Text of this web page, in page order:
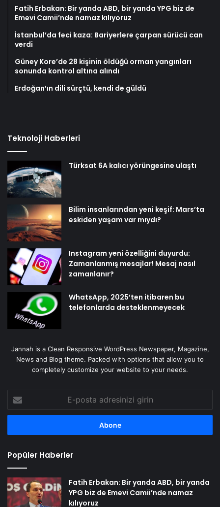
Fatih Erbakan: Bir yanda ABD, bir yanda YPG biz de
Emevi Camii’nde namaz kılıyoruz
İstanbul’da feci kaza: Bariyerlere çarpan sürücü can
verdi
Güney Kore’de 28 kişinin öldüğü orman yangınları
sonunda kontrol altına alındı
Erdoğan’ın dili sürçtü, kendi de güldü
Teknoloji Haberleri
Türksat 6A kalıcı yörüngesine ulaştı
Bilim insanlarından yeni keşif: Mars’ta
eskiden yaşam var mıydı?
Instagram yeni özelliğini duyurdu:
Zamanlanmış mesajlar! Mesaj nasıl
zamanlanır?
WhatsApp, 2025’ten itibaren bu
telefonlarda desteklenmeyecek
Jannah is a Clean Responsive WordPress Newspaper, Magazine,
News and Blog theme. Packed with options that allow you to
completely customize your website to your needs.
posta
adresinizi
Popüler Haberler
Fatih Erbakan: Bir yanda ABD, bir yanda
YPG biz de Emevi Camii’nde namaz
kılıyoruz